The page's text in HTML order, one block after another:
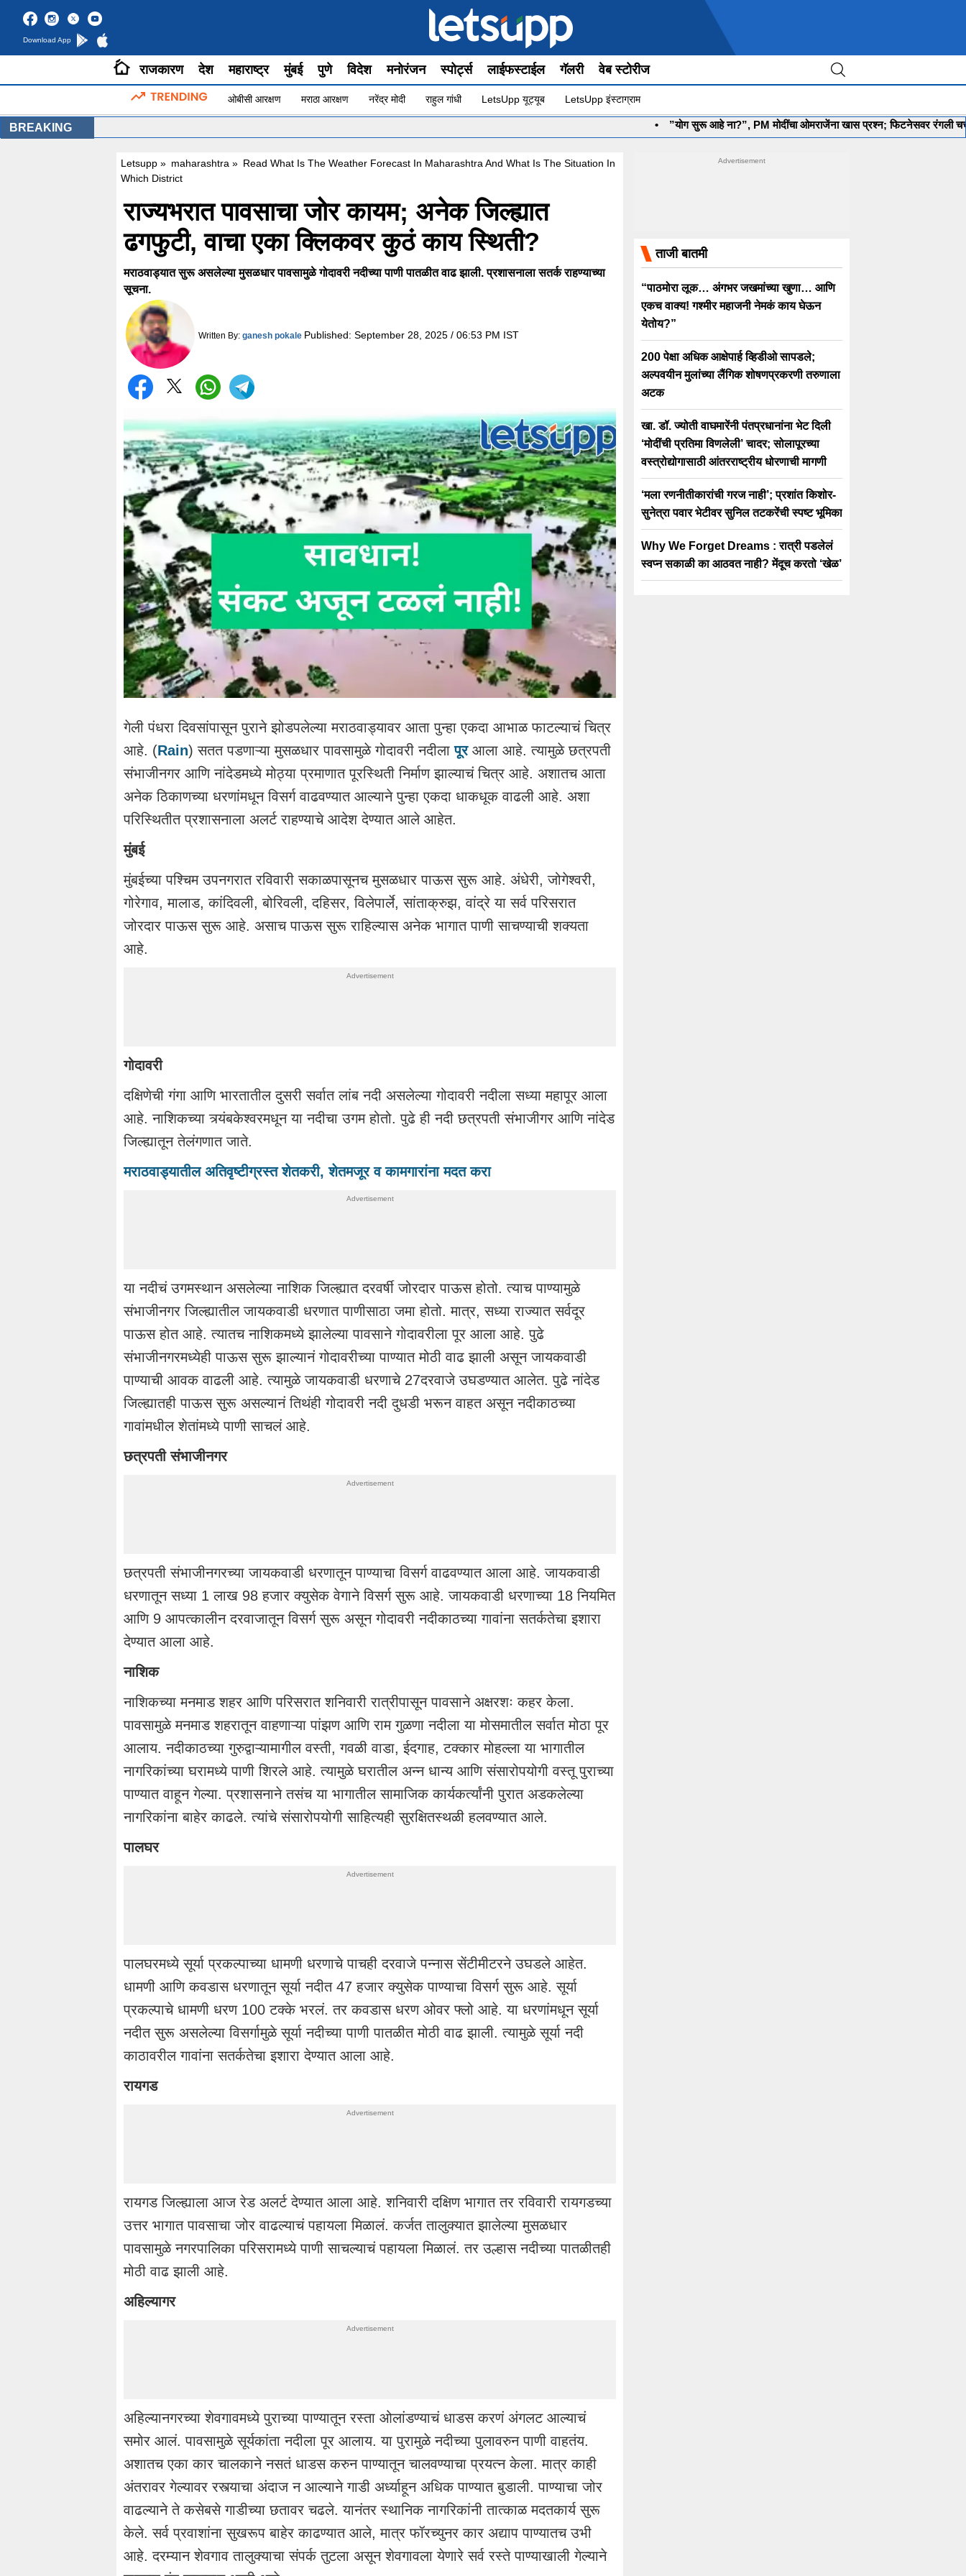
Download App
राजकारण देश महाराष्ट्र मुंबई पुणे विदेश मनोरंजन स्पोर्ट्स लाईफस्टाईल गॅलरी वेब स्टोरीज
ओबीसी आरक्षण मराठा आरक्षण नरेंद्र मोदी राहुल गांधी LetsUpp यूट्यूब LetsUpp इंस्टाग्राम
BREAKING ”योग सुरू आहे ना?”, PM मोदींचा ओमराजेंना खास प्रश्न; फिटनेसवर रंगली चर्चा •
Letsupp » maharashtra » Read What Is The Weather Forecast In Maharashtra And What Is The Situation In
Which District
राज्यभरात पावसाचा जोर कायम; अनेक जिल्ह्यात
ढगफुटी, वाचा एका क्लिकवर कुठं काय स्थिती?
मराठवाड्यात सुरू असलेल्या मुसळधार पावसामुळे गोदावरी नदीच्या पाणी पातळीत वाढ झाली. प्रशासनाला सतर्क राहण्याच्या
सूचना.
Written By: ganesh pokale Published: September 28, 2025 / 06:53 PM IST
गेली पंधरा दिवसांपासून पुराने झोडपलेल्या मराठवाड्यावर आता पुन्हा एकदा आभाळ फाटल्याचं चित्र
आहे. (Rain) सतत पडणाऱ्या मुसळधार पावसामुळे गोदावरी नदीलापूर आला आहे. त्यामुळे छत्रपती
संभाजीनगर आणि नांदेडमध्ये मोठ्या प्रमाणात पूरस्थिती निर्माण झाल्याचं चित्र आहे. अशातच आता
अनेक ठिकाणच्या धरणांमधून विसर्ग वाढवण्यात आल्याने पुन्हा एकदा धाकधूक वाढली आहे. अशा
परिस्थितीत प्रशासनाला अलर्ट राहण्याचे आदेश देण्यात आले आहेत.
मुंबई
मुंबईच्या पश्चिम उपनगरात रविवारी सकाळपासूनच मुसळधार पाऊस सुरू आहे. अंधेरी, जोगेश्वरी,
गोरेगाव, मालाड, कांदिवली, बोरिवली, दहिसर, विलेपार्ले, सांताक्रुझ, वांद्रे या सर्व परिसरात
जोरदार पाऊस सुरू आहे. असाच पाऊस सुरू राहिल्यास अनेक भागात पाणी साचण्याची शक्यता
आहे.
गोदावरी
दक्षिणेची गंगा आणि भारतातील दुसरी सर्वात लांब नदी असलेल्या गोदावरी नदीला सध्या महापूर आला
आहे. नाशिकच्या त्र्यंबकेश्वरमधून या नदीचा उगम होतो. पुढे ही नदी छत्रपती संभाजीगर आणि नांदेड
जिल्ह्यातून तेलंगणात जाते.
मराठवाड्यातील अतिवृष्टीग्रस्त शेतकरी, शेतमजूर व कामगारांना मदत करा
या नदीचं उगमस्थान असलेल्या नाशिक जिल्ह्यात दरवर्षी जोरदार पाऊस होतो. त्याच पाण्यामुळे
संभाजीनगर जिल्ह्यातील जायकवाडी धरणात पाणीसाठा जमा होतो. मात्र, सध्या राज्यात सर्वदूर
पाऊस होत आहे. त्यातच नाशिकमध्ये झालेल्या पावसाने गोदावरीला पूर आला आहे. पुढे
संभाजीनगरमध्येही पाऊस सुरू झाल्यानं गोदावरीच्या पाण्यात मोठी वाढ झाली असून जायकवाडी
पाण्याची आवक वाढली आहे. त्यामुळे जायकवाडी धरणाचे 27दरवाजे उघडण्यात आलेत. पुढे नांदेड
जिल्ह्यातही पाऊस सुरू असल्यानं तिथंही गोदावरी नदी दुधडी भरून वाहत असून नदीकाठच्या
गावांमधील शेतांमध्ये पाणी साचलं आहे.
छत्रपती संभाजीनगर
छत्रपती संभाजीनगरच्या जायकवाडी धरणातून पाण्याचा विसर्ग वाढवण्यात आला आहे. जायकवाडी
धरणातून सध्या 1 लाख 98 हजार क्युसेक वेगाने विसर्ग सुरू आहे. जायकवाडी धरणाच्या 18 नियमित
आणि 9 आपत्कालीन दरवाजातून विसर्ग सुरू असून गोदावरी नदीकाठच्या गावांना सतर्कतेचा इशारा
देण्यात आला आहे.
नाशिक
नाशिकच्या मनमाड शहर आणि परिसरात शनिवारी रात्रीपासून पावसाने अक्षरशः कहर केला.
पावसामुळे मनमाड शहरातून वाहणाऱ्या पांझण आणि राम गुळणा नदीला या मोसमातील सर्वात मोठा पूर
आलाय. नदीकाठच्या गुरुद्वाऱ्यामागील वस्ती, गवळी वाडा, ईदगाह, टक्कार मोहल्ला या भागातील
नागरिकांच्या घरामध्ये पाणी शिरले आहे. त्यामुळे घरातील अन्न धान्य आणि संसारोपयोगी वस्तू पुराच्या
पाण्यात वाहून गेल्या. प्रशासनाने तसंच या भागातील सामाजिक कार्यकर्त्यांनी पुरात अडकलेल्या
नागरिकांना बाहेर काढले. त्यांचे संसारोपयोगी साहित्यही सुरक्षितस्थळी हलवण्यात आले.
पालघर
पालघरमध्ये सूर्या प्रकल्पाच्या धामणी धरणाचे पाचही दरवाजे पन्नास सेंटीमीटरने उघडले आहेत.
धामणी आणि कवडास धरणातून सूर्या नदीत 47 हजार क्युसेक पाण्याचा विसर्ग सुरू आहे. सूर्या
प्रकल्पाचे धामणी धरण 100 टक्के भरलं. तर कवडास धरण ओवर फ्लो आहे. या धरणांमधून सूर्या
नदीत सुरू असलेल्या विसर्गामुळे सूर्या नदीच्या पाणी पातळीत मोठी वाढ झाली. त्यामुळे सूर्या नदी
काठावरील गावांना सतर्कतेचा इशारा देण्यात आला आहे.
रायगड
रायगड जिल्ह्याला आज रेड अलर्ट देण्यात आला आहे. शनिवारी दक्षिण भागात तर रविवारी रायगडच्या
उत्तर भागात पावसाचा जोर वाढल्याचं पहायला मिळालं. कर्जत तालुक्यात झालेल्या मुसळधार
पावसामुळे नगरपालिका परिसरामध्ये पाणी साचल्याचं पहायला मिळालं. तर उल्हास नदीच्या पातळीतही
मोठी वाढ झाली आहे.
अहिल्यागर
अहिल्यानगरच्या शेवगावमध्ये पुराच्या पाण्यातून रस्ता ओलांडण्याचं धाडस करणं अंगलट आल्याचं
समोर आलं. पावसामुळे सूर्यकांता नदीला पूर आलाय. या पुरामुळे नदीच्या पुलावरुन पाणी वाहतंय.
अशातच एका कार चालकाने नसतं धाडस करुन पाण्यातून चालवण्याचा प्रयत्न केला. मात्र काही
अंतरावर गेल्यावर रस्त्याचा अंदाज न आल्याने गाडी अर्ध्याहून अधिक पाण्यात बुडाली. पाण्याचा जोर
वाढल्याने ते कसेबसे गाडीच्या छतावर चढले. यानंतर स्थानिक नागरिकांनी तात्काळ मदतकार्य सुरू
केले. सर्व प्रवाशांना सुखरूप बाहेर काढण्यात आले, मात्र फॉरच्युनर कार अद्याप पाण्यातच उभी
आहे. दरम्यान शेवगाव तालुक्याचा संपर्क तुटला असून शेवगावला येणारे सर्व रस्ते पाण्याखाली गेल्याने
ताजी बातमी
“पाठमोरा लूक… अंगभर जखमांच्या खुणा… आणि
एकच वाक्य! गश्मीर महाजनी नेमकं काय घेऊन
येतोय?”
200 पेक्षा अधिक आक्षेपार्ह व्हिडीओ सापडले;
अल्पवयीन मुलांच्या लैंगिक शोषणप्रकरणी तरुणाला
अटक
खा. डॉ. ज्योती वाघमारेंनी पंतप्रधानांना भेट दिली
‘मोदींची प्रतिमा विणलेली’ चादर; सोलापूरच्या
वस्त्रोद्योगासाठी आंतरराष्ट्रीय धोरणाची मागणी
‘मला रणनीतीकारांची गरज नाही’; प्रशांत किशोर-
सुनेत्रा पवार भेटीवर सुनिल तटकरेंची स्पष्ट भूमिका
Why We Forget Dreams : रात्री पडलेलं
स्वप्न सकाळी का आठवत नाही? मेंदूच करतो ‘खेळ’